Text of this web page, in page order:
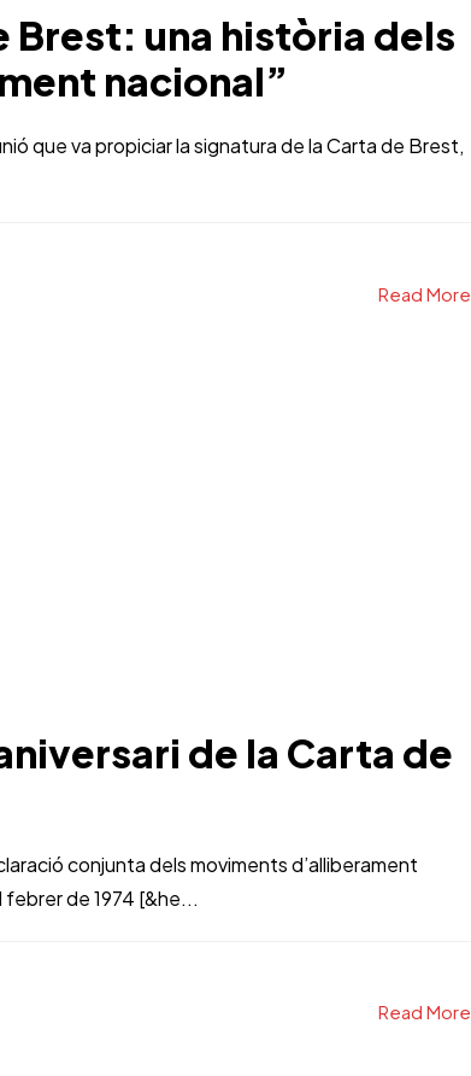
Brest: una història dels
nacional”
que va propiciar la signatura de la Carta de Brest,
Read More
de la Carta de
conjunta dels moviments d’alliberament
febrer de 1974 [&he...
Read More